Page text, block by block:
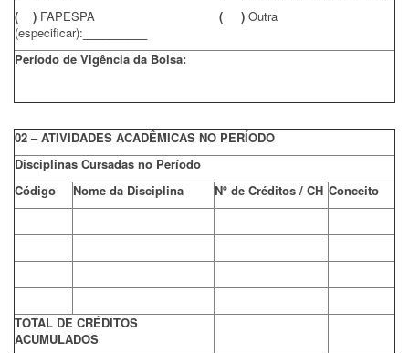
( ) FAPESPA ( ) Outra
(especificar):
Período de Vigência da Bolsa:
02 – ATIVIDADES ACADÊMICAS NO PERÍODO
Disciplinas Cursadas no Período
Código
Nome da Disciplina Nº de Créditos / CH Conceito
TOTAL DE CRÉDITOS
ACUMULADOS